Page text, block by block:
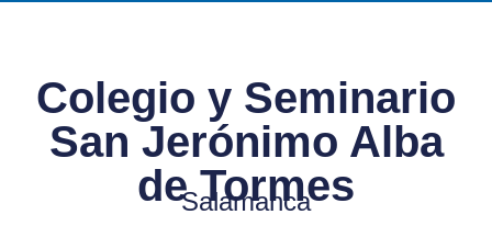
Colegio y Seminario
San Jerónimo Alba
de Tormes
Salamanca